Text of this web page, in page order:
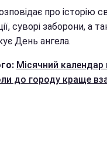
про історію
суворі заборони, а
День ангела.
Місячний календар
до городу краще